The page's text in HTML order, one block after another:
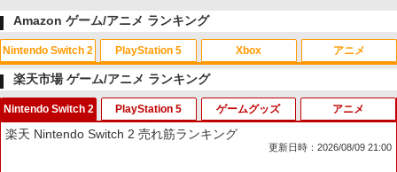
Amazon ゲーム/アニメ ランキング
Nintendo Switch 2
1
スプラトゥーン レイダース|オンライン
コード版
PlayStation 5
1
PlayStation 5 デジタル・エディション
日本語専用 Console Language: Japan
ese only (CFI-2200B01)
Xbox
1
【純正品】Xbox ワイヤレス コントロー
ラー + USB-C® ケーブル
アニメ
1
劇場版「鬼滅の刃」無限城編 第一章 猗
窩座再来 通常版 [Blu-ray]
楽天市場 ゲーム/アニメ ランキング
Nintendo Switch 2
楽天 Nintendo Switch 2 売れ筋ランキング
更新日時：2026/08/09 21:00
PlayStation 5 ゲームグッズ アニメ